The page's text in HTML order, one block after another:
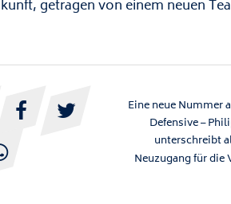
getragen von einem neuen


Eine neue Nummer
Defensive –
unterschreibt
Neuzugang für die